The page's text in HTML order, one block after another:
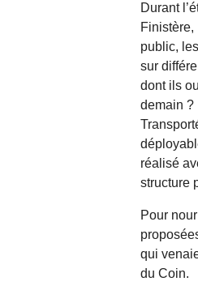
Durant
Finistère,
public,
sur
dont ils
demain ?
réalisé
structure
Pour
qui
du Coin.